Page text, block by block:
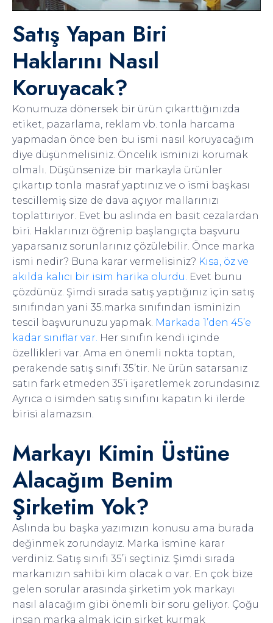
Satış Yapan Biri
Haklarını Nasıl
Koruyacak?
Konumuza dönersek bir ürün çıkarttığınızda
etiket, pazarlama, reklam vb. tonla harcama
yapmadan önce ben bu ismi nasıl koruyacağım
diye düşünmelisiniz. Öncelik isminizi korumak
olmalı. Düşünsenize bir markayla ürünler
çıkartıp tonla masraf yaptınız ve o ismi başkası
tescillemiş size de dava açıyor mallarınızı
toplattırıyor. Evet bu aslında en basit cezalardan
biri. Haklarınızı öğrenip başlangıçta başvuru
yaparsanız sorunlarınız çözülebilir. Önce marka
ismi nedir? Buna karar vermelisiniz? Kısa, öz ve
akılda kalıcı bir isim harika olurdu. Evet bunu
çözdünüz. Şimdi sırada satış yaptığınız için satış
sınıfından yani 35.marka sınıfından isminizin
tescil başvurunuzu yapmak. Markada 1’den 45’e
kadar sınıflar var. Her sınıfın kendi içinde
özellikleri var. Ama en önemli nokta toptan,
perakende satış sınıfı 35’tir. Ne ürün satarsanız
satın fark etmeden 35’i işaretlemek zorundasınız.
Ayrıca o isimden satış sınıfını kapatın ki ilerde
birisi alamazsın.
Markayı Kimin Üstüne
Alacağım Benim
Şirketim Yok?
Aslında bu başka yazımızın konusu ama burada
değinmek zorundayız. Marka ismine karar
verdiniz. Satış sınıfı 35’i seçtiniz. Şimdi sırada
markanızın sahibi kim olacak o var. En çok bize
gelen sorular arasında şirketim yok markayı
nasıl alacağım gibi önemli bir soru geliyor. Çoğu
insan marka almak için şirket kurmak